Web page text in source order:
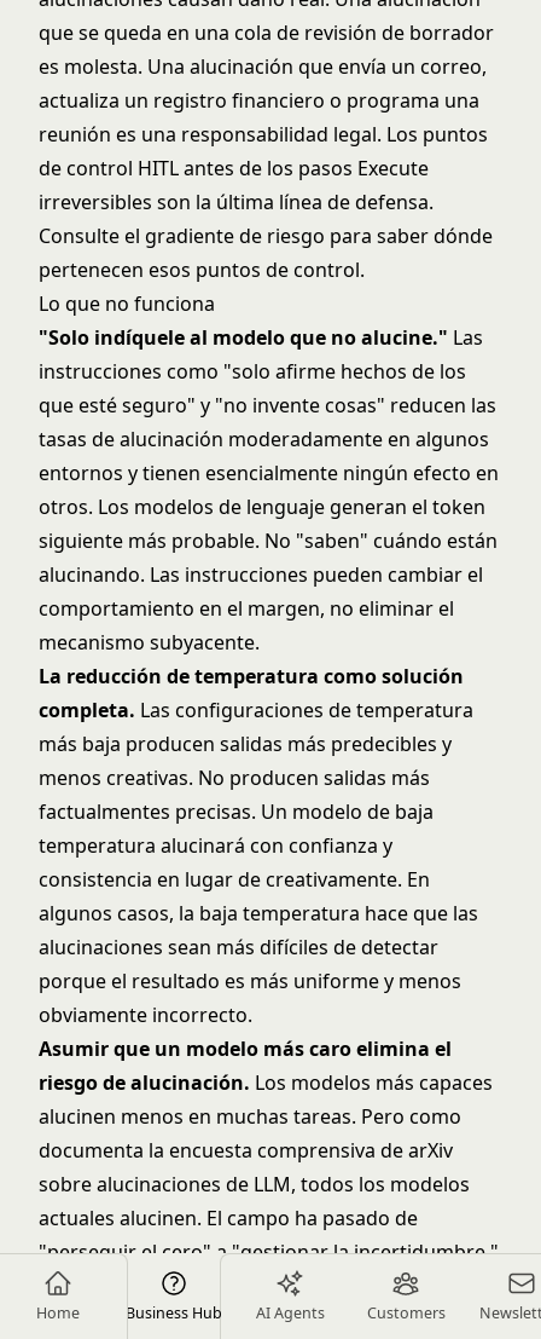
Home Business Hub AI Agents Customers
que se queda en una cola de revisión de borrador
es molesta. Una alucinación que envía un correo,
actualiza un registro financiero o programa una
reunión es una responsabilidad legal. Los puntos
de control HITL antes de los pasos Execute
irreversibles son la última línea de defensa.
Consulteel gradiente de riesgo para saber dónde
pertenecen esos puntos de control.
Lo que no funciona
"Solo indíquele al modelo que no alucine." Las
instrucciones como "solo afirme hechos de los
que esté seguro" y "no invente cosas" reducen las
tasas de alucinación moderadamente en algunos
entornos y tienen esencialmente ningún efecto en
otros. Los modelos de lenguaje generan el token
siguiente más probable. No "saben" cuándo están
alucinando. Las instrucciones pueden cambiar el
comportamiento en el margen, no eliminar el
mecanismo subyacente.
La reducción de temperatura como solución
completa. Las configuraciones de temperatura
más baja producen salidas más predecibles y
menos creativas. No producen salidas más
factualmentes precisas. Un modelo de baja
temperatura alucinará con confianza y
consistencia en lugar de creativamente. En
algunos casos, la baja temperatura hace que las
alucinaciones sean más difíciles de detectar
porque el resultado es más uniforme y menos
obviamente incorrecto.
Asumir que un modelo más caro elimina el
riesgo de alucinación. Los modelos más capaces
alucinen menos en muchas tareas. Pero como
documenta la encuesta comprensiva de arXiv
sobre alucinaciones de LLM, todos los modelos
actuales alucinen. El campo ha pasado de
"perseguir el cero" a "gestionar la incertidumbre."
Para los despliegues de Generative Research o
Autonomous Agent en dominios de alto impacto,